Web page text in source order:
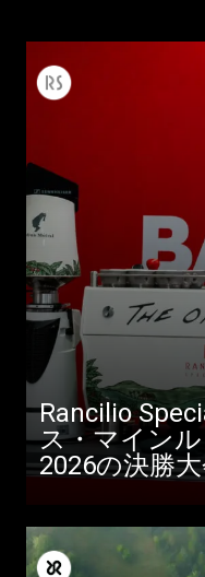
Rancilio
ス・マイン
2026の決勝